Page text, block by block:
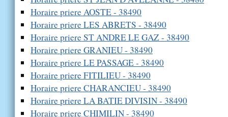
Horaire priere AOSTE - 38490
Horaire priere LES ABRETS - 38490
Horaire priere ST ANDRE LE GAZ - 38490
Horaire priere GRANIEU - 38490
Horaire priere LE PASSAGE - 38490
Horaire priere FITILIEU - 38490
Horaire priere CHARANCIEU - 38490
Horaire priere LA BATIE DIVISIN - 38490
Horaire priere CHIMILIN - 38490